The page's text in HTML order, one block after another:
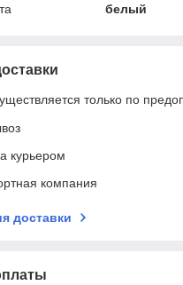
белый
только по
курьером
компания
доставки